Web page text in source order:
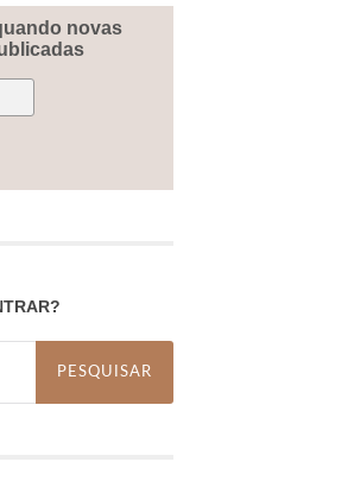
novas